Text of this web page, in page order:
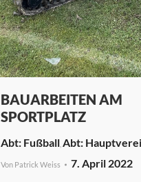
BAUARBEITEN AM
SPORTPLATZ
Fußball
Von Patrick Weiss 7. April 2022